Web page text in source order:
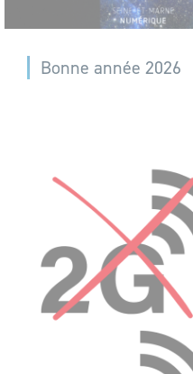
Bonne année 2026